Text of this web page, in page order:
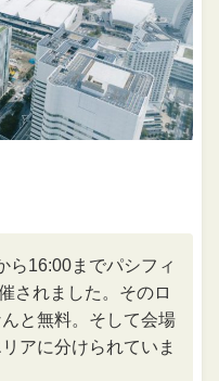
ら16:00までパシフィ
されました。そのロ
と無料。そして会場
アに分けられていま